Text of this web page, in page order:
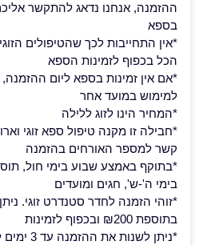
ההזמנה, אנחנו נדאג להתקשר
בספא
*אין התחייבות לכך שהטיפולים
הכל בכפוף לזמינות הספא
*אם אין זמינות בספא ליום
למימוש במועד אחר
*המחיר הינו לזוג ללילה
*חבילה זו מקנה טיפול ספא זוגי
קשר למספר האורחים בהזמנה
בימי ה'-ש', חגים ומועדים
*זוהי הזמנה לחדר סטנדרט זוגי.
בתוספת ₪200 ובכפוף לזמינות
*ניתן